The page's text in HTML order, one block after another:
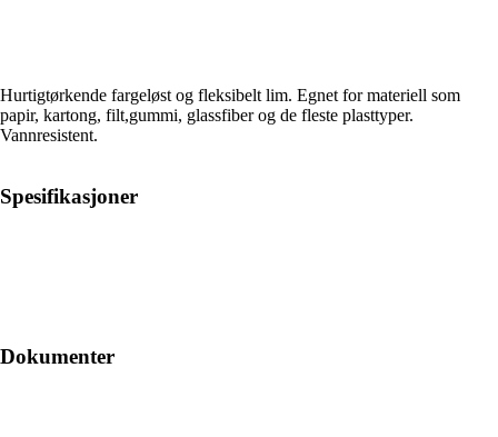
Hurtigtørkende fargeløst og fleksibelt lim. Egnet for materiell som
papir, kartong, filt,gummi, glassfiber og de fleste plasttyper.
Vannresistent.
Spesifikasjoner
Dokumenter